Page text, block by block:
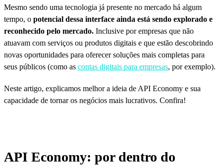
Mesmo sendo uma tecnologia já presente no mercado há algum
tempo, o potencial dessa interface ainda está sendo explorado e
reconhecido pelo mercado. Inclusive por empresas que não
atuavam com serviços ou produtos digitais e que estão descobrindo
novas oportunidades para oferecer soluções mais completas para
seus públicos (como as contas digitais para empresas, por exemplo).
Neste artigo, explicamos melhor a ideia de API Economy e sua
capacidade de tornar os negócios mais lucrativos. Confira!
API Economy: por dentro do